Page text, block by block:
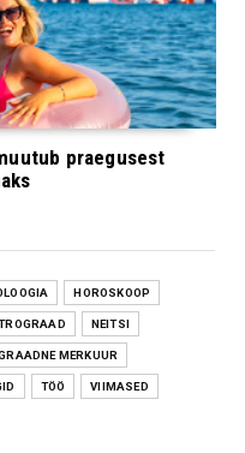
praegusest
HOROSKOOP
NEITSI
MERKUUR
TÖÖ VIIMASED